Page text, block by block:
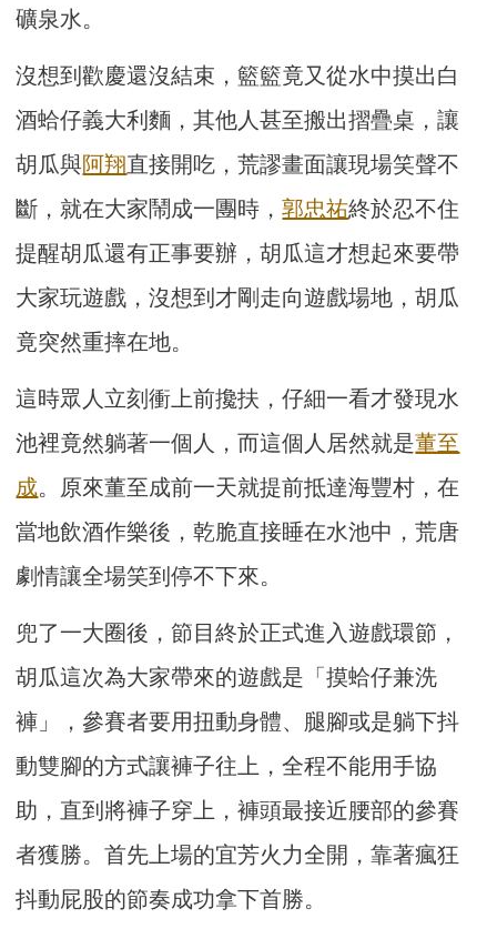
礦泉水。
沒想到歡慶還沒結束，籃籃竟又從水中摸出白
酒蛤仔義大利麵，其他人甚至搬出摺疊桌，讓
胡瓜與阿翔直接開吃，荒謬畫面讓現場笑聲不
斷，就在大家鬧成一團時，郭忠祐終於忍不住
提醒胡瓜還有正事要辦，胡瓜這才想起來要帶
大家玩遊戲，沒想到才剛走向遊戲場地，胡瓜
竟突然重摔在地。
這時眾人立刻衝上前攙扶，仔細一看才發現水
池裡竟然躺著一個人，而這個人居然就是董至
成。原來董至成前一天就提前抵達海豐村，在
當地飲酒作樂後，乾脆直接睡在水池中，荒唐
劇情讓全場笑到停不下來。
兜了一大圈後，節目終於正式進入遊戲環節，
胡瓜這次為大家帶來的遊戲是「摸蛤仔兼洗
褲」，參賽者要用扭動身體、腿腳或是躺下抖
動雙腳的方式讓褲子往上，全程不能用手協
助，直到將褲子穿上，褲頭最接近腰部的參賽
者獲勝。首先上場的宜芳火力全開，靠著瘋狂
抖動屁股的節奏成功拿下首勝。